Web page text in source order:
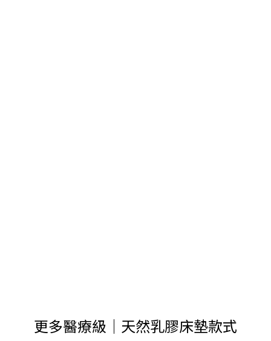
更多醫療級｜天然乳膠床墊款式